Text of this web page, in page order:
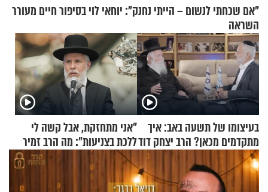
"אם שכחתי לנשום – הייתי נחנק": יוחאי לוי בסיפור חיים מעורר
השראה
בעיצומו של תשעה באב: איך
מתקדמים מכאן? הרב יצחק דוד
גרוסמן בשיחה מיוחדת
"אני מתחזקת, אבל קשה לי
ללכת בצניעות": מה הרב זמיר
כהן המליץ לה לעשות?